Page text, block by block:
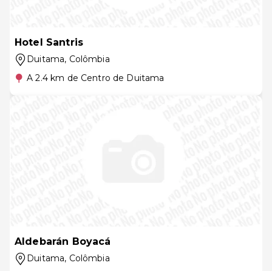
Hotel Santris
Duitama, Colômbia
A 2.4 km de Centro de Duitama
Aldebarán Boyacá
Duitama, Colômbia